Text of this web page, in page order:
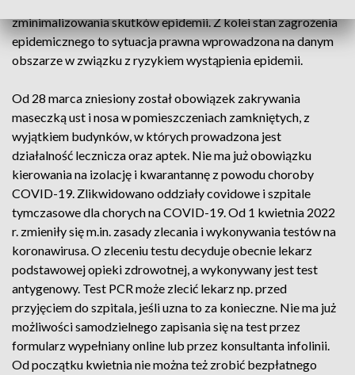
zminimalizowania skutków epidemii. Z kolei stan zagrożenia
epidemicznego to sytuacja prawna wprowadzona na danym
obszarze w związku z ryzykiem wystąpienia epidemii.
Od 28 marca zniesiony został obowiązek zakrywania
maseczką ust i nosa w pomieszczeniach zamkniętych, z
wyjątkiem budynków, w których prowadzona jest
działalność lecznicza oraz aptek. Nie ma już obowiązku
kierowania na izolację i kwarantannę z powodu choroby
COVID-19. Zlikwidowano oddziały covidowe i szpitale
tymczasowe dla chorych na COVID-19. Od 1 kwietnia 2022
r. zmieniły się m.in. zasady zlecania i wykonywania testów na
koronawirusa. O zleceniu testu decyduje obecnie lekarz
podstawowej opieki zdrowotnej, a wykonywany jest test
antygenowy. Test PCR może zlecić lekarz np. przed
przyjęciem do szpitala, jeśli uzna to za konieczne. Nie ma już
możliwości samodzielnego zapisania się na test przez
formularz wypełniany online lub przez konsultanta infolinii.
Od początku kwietnia nie można też zrobić bezpłatnego